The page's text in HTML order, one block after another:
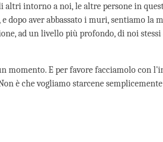
altri intorno a noi, le altre persone in
dopo aver abbassato i muri, sentiamo la
ad un livello più profondo, di noi stessi
momento. E per favore facciamolo con
è che vogliamo starcene